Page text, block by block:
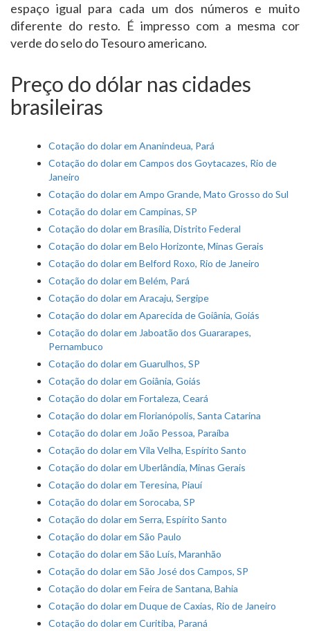
espaço igual para cada um dos números e muito
diferente do resto. É impresso com a mesma cor
verde do selo do Tesouro americano.
Preço do dólar nas cidades
brasileiras
Cotação do dolar em Ananindeua, Pará
Cotação do dolar em Campos dos Goytacazes, Rio de
Janeiro
Cotação do dolar em Ampo Grande, Mato Grosso do Sul
Cotação do dolar em Campinas, SP
Cotação do dolar em Brasília, Distrito Federal
Cotação do dolar em Belo Horizonte, Minas Gerais
Cotação do dolar em Belford Roxo, Rio de Janeiro
Cotação do dolar em Belém, Pará
Cotação do dolar em Aracaju, Sergipe
Cotação do dolar em Aparecida de Goiânia, Goiás
Cotação do dolar em Jaboatão dos Guararapes,
Pernambuco
Cotação do dolar em Guarulhos, SP
Cotação do dolar em Goiânia, Goiás
Cotação do dolar em Fortaleza, Ceará
Cotação do dolar em Florianópolis, Santa Catarina
Cotação do dolar em João Pessoa, Paraíba
Cotação do dolar em Vila Velha, Espírito Santo
Cotação do dolar em Uberlândia, Minas Gerais
Cotação do dolar em Teresina, Piauí
Cotação do dolar em Sorocaba, SP
Cotação do dolar em Serra, Espírito Santo
Cotação do dolar em São Paulo
Cotação do dolar em São Luís, Maranhão
Cotação do dolar em São José dos Campos, SP
Cotação do dolar em Feira de Santana, Bahia
Cotação do dolar em Duque de Caxias, Rio de Janeiro
Cotação do dolar em Curitiba, Paraná